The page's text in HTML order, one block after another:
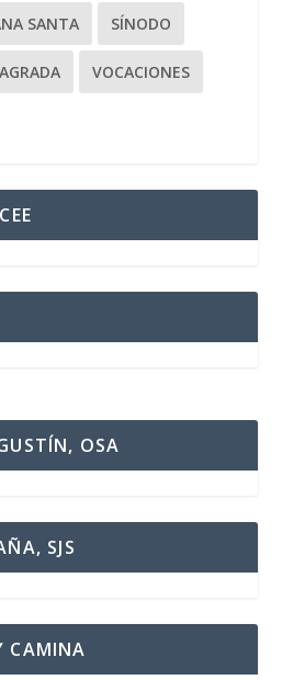
SANTA SÍNODO
VOCACIONES
OSA
SJS
CAMINA